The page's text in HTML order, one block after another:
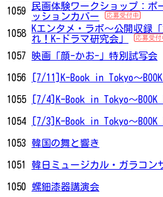
1059
民画体験ワークショップ：ポ
ッションカバー
1058
Kエンタメ・ラボ～公開収録
れ！K-ドラマ研究会」
1057
映画「顔-かお-」特別試写会
1056
[7/11]K-Book in Tokyo～
1055
[7/4]K-Book in Tokyo～BOOK
1054
[7/3]K-Book in Tokyo～BOOK
1053 韓国の舞と響き
1051
韓日ミュージカル・ガラコン
1050
螺鈿漆器講演会